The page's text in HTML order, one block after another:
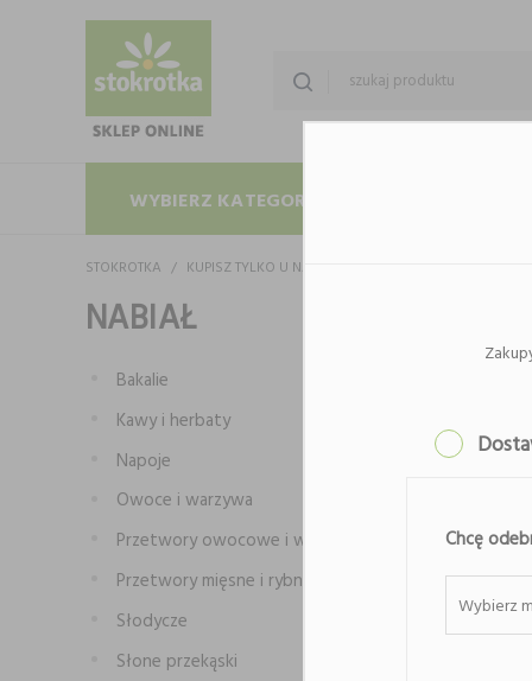
WYBIERZ KATEGORIĘ
STOKROTKA KUPISZ TYLKO U NAS!
NABIAŁ
Bakalie
Kawy i herbaty
Napoje
Owoce i warzywa
Przetwory owocowe i warzywne
Przetwory mięsne i rybne
Słodycze
Słone przekąski
Chcę
Wybierz